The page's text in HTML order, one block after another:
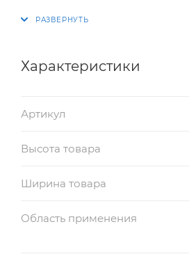
Характеристики
Артикул
Высота товара
Ширина товара
Область применения